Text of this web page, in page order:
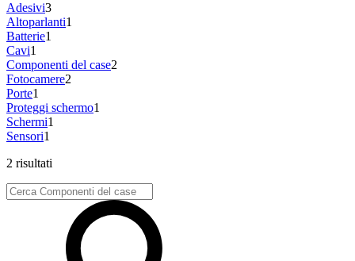
Adesivi3
Altoparlanti1
Batterie1
Cavi1
Componenti del case2
Fotocamere2
Porte1
Proteggi schermo1
Schermi1
Sensori1
2 risultati